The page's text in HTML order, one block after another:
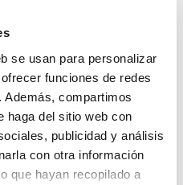
se usan para personalizar
funciones de redes
compartimos
haga del sitio web con
publicidad y análisis
con otra información
que hayan recopilado a